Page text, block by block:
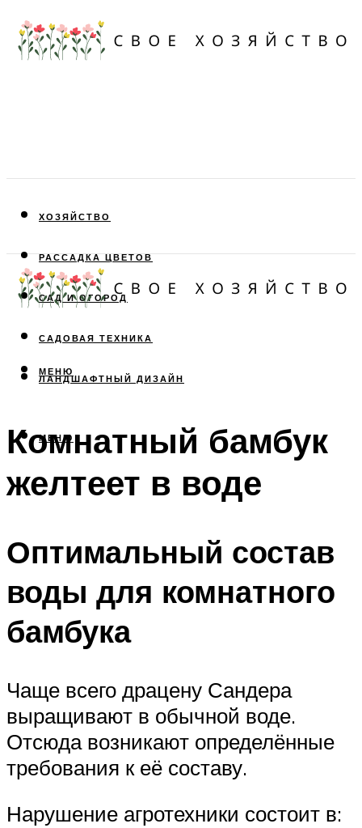
ХОЗЯЙСТВО
РАССАДКА ЦВЕТОВ
САД И ОГОРОД
САДОВАЯ ТЕХНИКА
ЛАНДШАФТНЫЙ ДИЗАЙН
МЕНЮ
МЕНЮ
Комнатный бамбук
желтеет в воде
Оптимальный состав
воды для комнатного
бамбука
Чаще всего драцену Сандера
выращивают в обычной воде.
Отсюда возникают определённые
требования к её составу.
Нарушение агротехники состоит в: